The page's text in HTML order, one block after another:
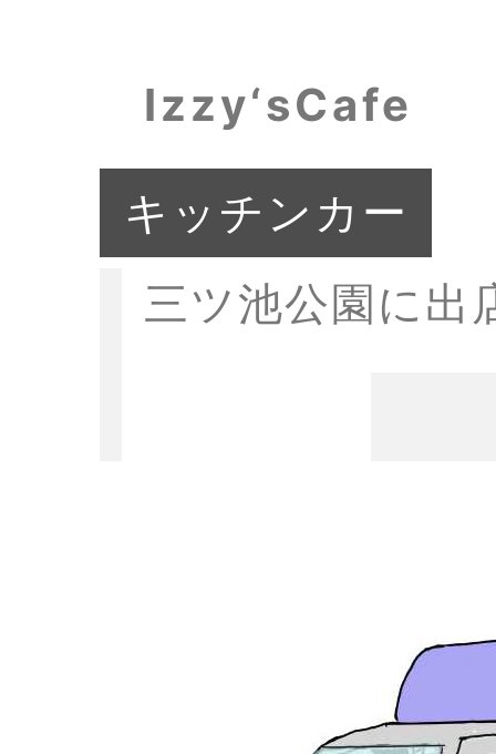
Izzy‘sCafe
キッチンカー
三ツ池公園に出